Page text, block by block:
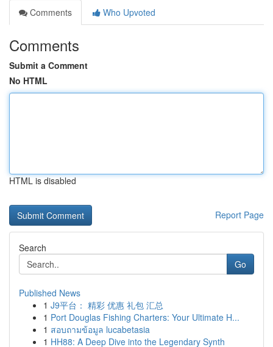
Comments
Who Upvoted
Comments
Submit a Comment
No HTML
HTML is disabled
Report Page
Search
Go
Published News
1 J9平台： 精彩 优惠 礼包 汇总
1 Port Douglas Fishing Charters: Your Ultimate H...
1 สอบถามข้อมูล lucabetasia
1 HH88: A Deep Dive into the Legendary Synth